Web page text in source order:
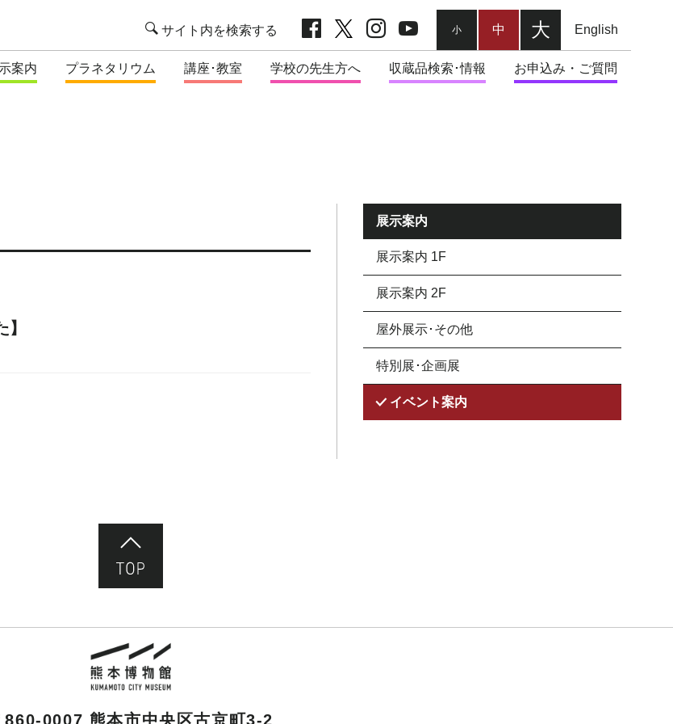
案内 プラネタリウム 講座･教室 学校の先生方へ 収蔵品検索･情報 お申込み・ご質問
facebooktwitterInstagram
小 中 大 English
展示案内
展示案内 1F
展示案内 2F
屋外展示･その他
特別展･企画展
イベント案内
860-0007 熊本市中央区古京町3-2